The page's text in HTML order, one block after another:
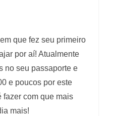
que fez seu primeiro
por aí! Atualmente
no seu passaporte e
e poucos por este
fazer com que mais
mais!